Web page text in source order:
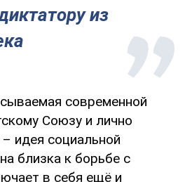
из
современной
Союзу и лично
идея социальной
близка к борьбе с
в себя ещё и